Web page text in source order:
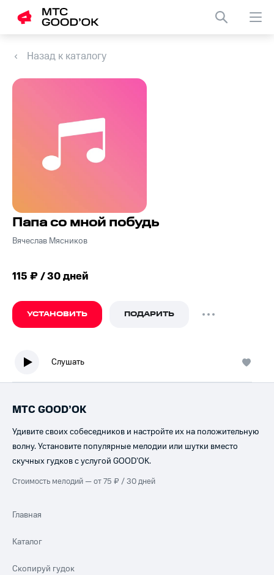
Назад к каталогу
Папа со мной побудь
Вячеслав Мясников
115 ₽ / 30 дней
УСТАНОВИТЬ ПОДАРИТЬ
Слушать
МТС GOOD’OK
Удивите своих собеседников и настройте их на положительную
волну. Установите популярные мелодии или шутки вместо
скучных гудков с услугой GOOD’OK.
Стоимость мелодий — от 75 ₽ / 30 дней
Главная
Каталог
Скопируй гудок